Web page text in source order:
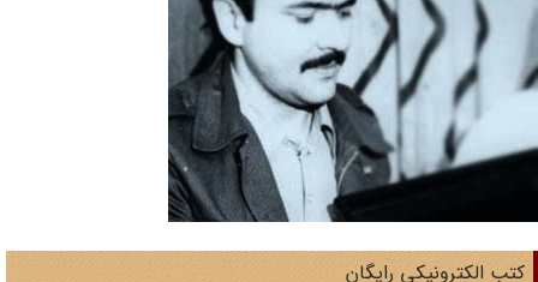
الکترونیکی رایگان